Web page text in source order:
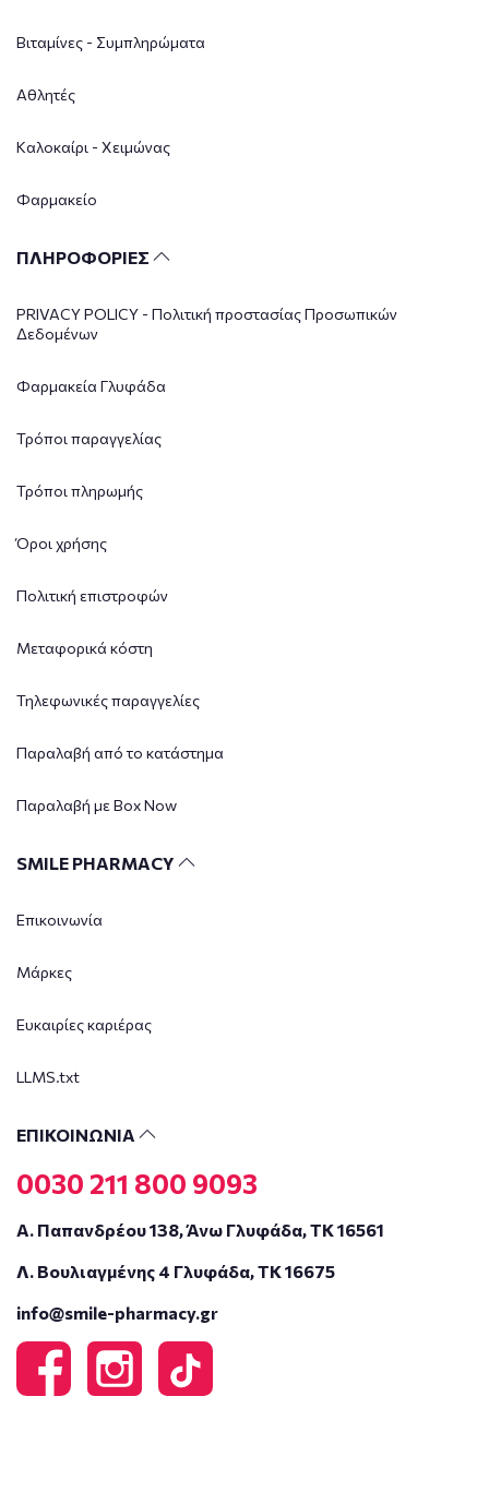
Βιταμίνες - Συμπληρώματα
Αθλητές
Καλοκαίρι - Χειμώνας
Φαρμακείο
ΠΛΗΡΟΦΟΡΙΕΣ
PRIVACY POLICY - Πολιτική προστασίας Προσωπικών
Δεδομένων
Φαρμακεία Γλυφάδα
Τρόποι παραγγελίας
Τρόποι πληρωμής
Όροι χρήσης
Πολιτική επιστροφών
Μεταφορικά κόστη
Τηλεφωνικές παραγγελίες
Παραλαβή από το κατάστημα
Παραλαβή με Box Now
SMILE PHARMACY
Επικοινωνία
Μάρκες
Ευκαιρίες καριέρας
LLMS.txt
ΕΠΙΚΟΙΝΩΝΙΑ
0030 211 800 9093
Α. Παπανδρέου 138, Άνω Γλυφάδα, ΤΚ 16561
Λ. Βουλιαγμένης 4 Γλυφάδα, ΤΚ 16675
info@smile-pharmacy.gr